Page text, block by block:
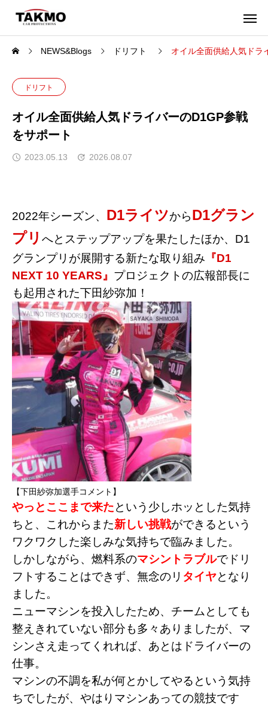
NEWS&Blogs ドリフト オイル全面供給人気ドラ
ドリフト
オイル全面供給人気ドライバーのD1GP参戦
をサポート
2023.05.13 2026.08.07
2022年シーズン、 D1ライツからD1グラン
プリ へとステップアップを果たしたほか、D1
グランプリが展開する新たな取り組み 『D1
NEXT 10 YEARS』 プロジェクトの広報部長に
も起用された下田紗弥加 ！
【下田紗弥加選手コメント】
やっとここまで来たという少しホッとした気持
ちと、これからまた新しい挑戦ができるという
ワクワクした楽しみな気持ちで臨みました。
しかしながら、燃料系のマシントラブルでドリ
フトすることはできず、無念のリ タイヤとなり
ました。
ニューマシンを投入したため、チームとしても
整えきれていない部分も多々ありましたが、マ
シンさえ走ってくれれば、あとはドライバーの
仕事。
マシンの不調を私が何とかしてやるという気持
ちでしたが、やはりマシンあっての競技です